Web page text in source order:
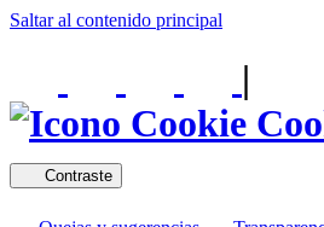
Saltar al contenido principal
|
Contraste